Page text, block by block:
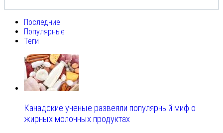
Последние
Популярные
Теги
Канадские ученые развеяли популярный миф о
жирных молочных продуктах